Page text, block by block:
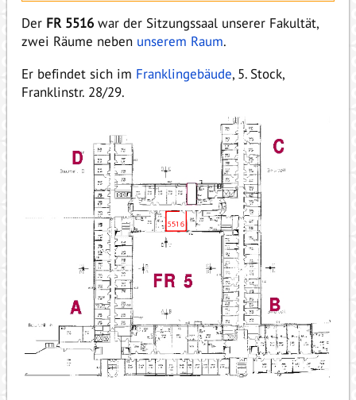
Der FR 5516 war der Sitzungssaal unserer Fakultät,
zwei Räume neben unserem Raum.
Er befindet sich im Franklingebäude, 5. Stock,
Franklinstr. 28/29.